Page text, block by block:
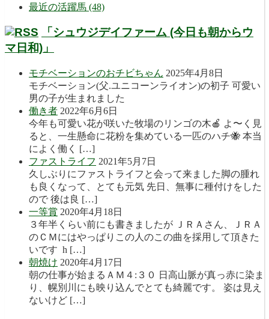
最近の活躍馬 (48)
「シュウジデイファーム (今日も朝からウ
マ日和)」
モチベーションのおチビちゃん 2025年4月8日
モチベーション(父.ユニコーンライオン)の初子 可愛い
男の子が生まれました
働き者 2022年6月6日
今年も可愛い花が咲いた牧場のリンゴの木🍎 よ〜く見
ると、一生懸命に花粉を集めている一匹のハチ🐝 本当
によく働く […]
ファストライフ 2021年5月7日
久しぶりにファストライフと会って来ました脚の腫れ
も良くなって、とても元気 先日、無事に種付けをした
ので 後は良 […]
一等賞 2020年4月18日
３年半くらい前にも書きましたが ＪＲＡさん、ＪＲＡ
のＣＭにはやっぱりこの人のこの曲を採用して頂きた
いです h […]
朝焼け 2020年4月17日
朝の仕事が始まるＡＭ４:３０ 日高山脈が真っ赤に染ま
り、幌別川にも映り込んでとても綺麗です。 姿は見え
ないけど […]